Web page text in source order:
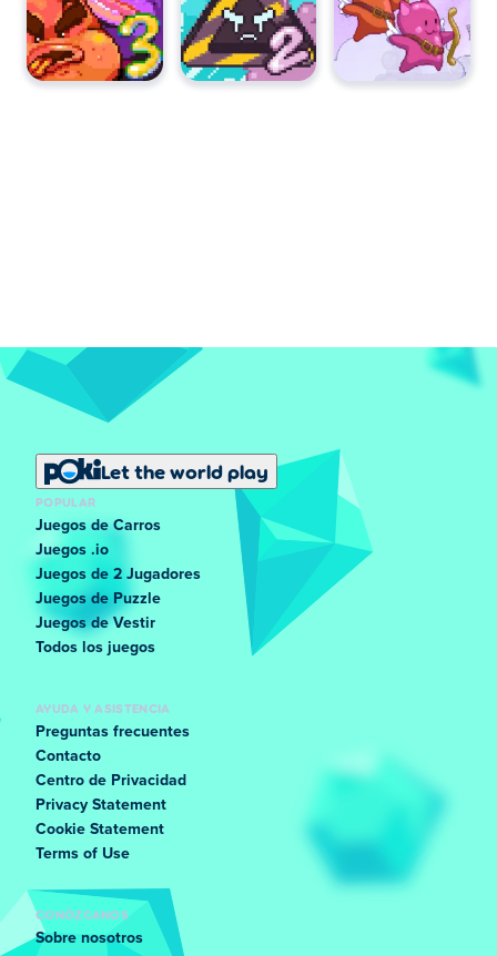
Mutiny
Skywire
Let the world play
POPULAR
Juegos de Carros
Juegos .io
Juegos de 2 Jugadores
Juegos de Puzzle
Juegos de Vestir
Todos los juegos
AYUDA Y ASISTENCIA
Preguntas frecuentes
Contacto
Centro de Privacidad
Privacy Statement
Cookie Statement
Terms of Use
CONÓZCANOS
Sobre nosotros